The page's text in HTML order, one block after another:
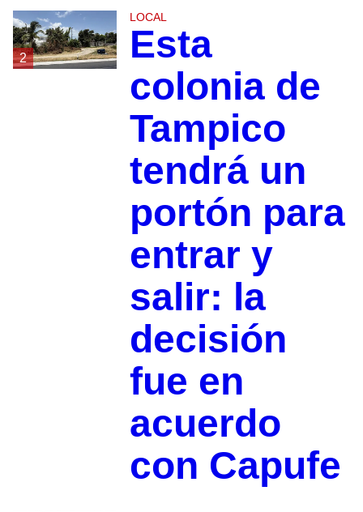
2
LOCAL
Esta
colonia de
Tampico
tendrá un
portón para
entrar y
salir: la
decisión
fue en
acuerdo
con Capufe